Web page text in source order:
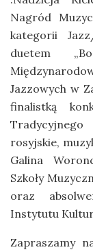
Nagród
kategorii
duetem
Jazzowych w
finalistką
rosyjskie,
Galina
Szkoły
oraz
Instytutu
Zapraszamy